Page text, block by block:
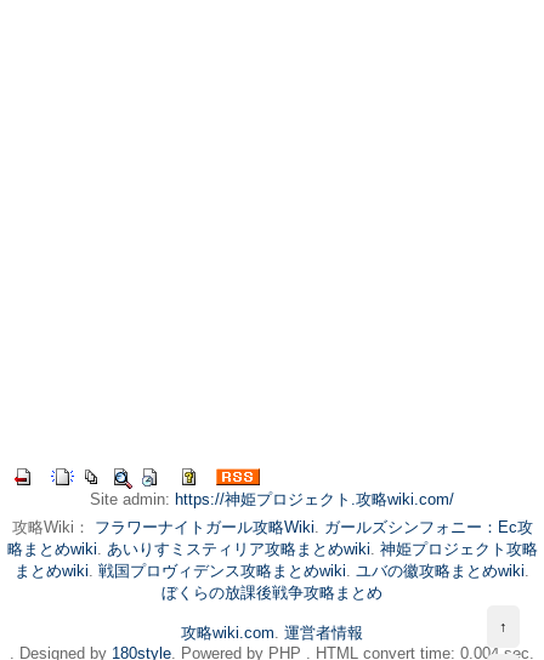
Site admin: https://神姫プロジェクト.攻略wiki.com/
攻略Wiki： フラワーナイトガール攻略Wiki. ガールズシンフォニー：Ec攻
略まとめwiki. あいりすミスティリア攻略まとめwiki. 神姫プロジェクト攻略
まとめwiki. 戦国プロヴィデンス攻略まとめwiki. ユバの徽攻略まとめwiki.
ぼくらの放課後戦争攻略まとめ
攻略wiki.com. 運営者情報
. Designed by 180style. Powered by PHP . HTML convert time: 0.004 sec.
↑